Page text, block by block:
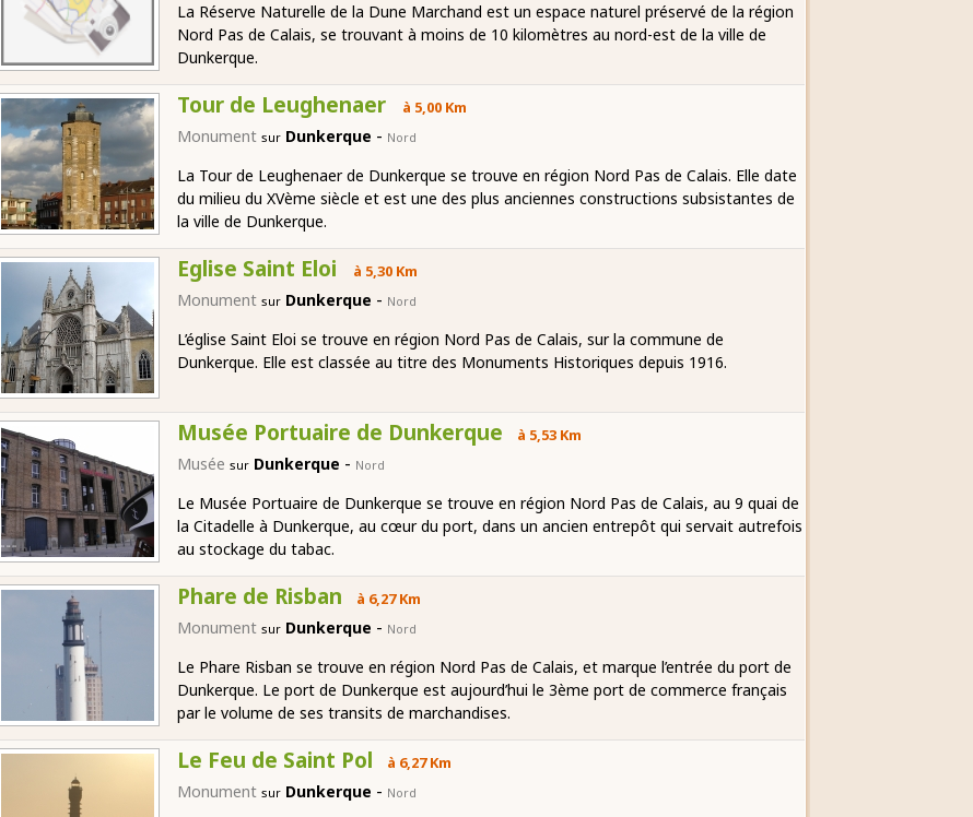
La Réserve Naturelle de la Dune Marchand est un espace naturel préservé de la région
Nord Pas de Calais, se trouvant à moins de 10 kilomètres au nord-est de la ville de
Dunkerque.
Tour de Leughenaer à 5,00 Km
Monument sur Dunkerque - Nord
La Tour de Leughenaer de Dunkerque se trouve en région Nord Pas de Calais. Elle date
du milieu du XVème siècle et est une des plus anciennes constructions subsistantes de
la ville de Dunkerque.
Eglise Saint Eloi à 5,30 Km
Monument sur Dunkerque - Nord
L’église Saint Eloi se trouve en région Nord Pas de Calais, sur la commune de
Dunkerque. Elle est classée au titre des Monuments Historiques depuis 1916.
Musée Portuaire de Dunkerque à 5,53 Km
Musée sur Dunkerque - Nord
Le Musée Portuaire de Dunkerque se trouve en région Nord Pas de Calais, au 9 quai de
la Citadelle à Dunkerque, au cœur du port, dans un ancien entrepôt qui servait autrefois
au stockage du tabac.
Phare de Risban à 6,27 Km
Monument sur Dunkerque - Nord
Le Phare Risban se trouve en région Nord Pas de Calais, et marque l’entrée du port de
Dunkerque. Le port de Dunkerque est aujourd’hui le 3ème port de commerce français
par le volume de ses transits de marchandises.
Le Feu de Saint Pol à 6,27 Km
Monument sur Dunkerque - Nord